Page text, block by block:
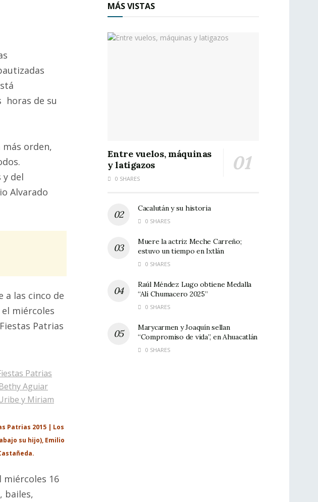
horas de su
más orden,
y del
Alvarado
a las cinco de
miércoles
Patrias
Patrias 2015 | Los
su hijo), Emilio
miércoles 16
bailes,
MÁS VISTAS
Entre vuelos, máquinas
y latigazos
0 SHARES
Cacalután y su historia
0 SHARES
Muere la actriz Meche Carreño;
estuvo un tiempo en Ixtlán
0 SHARES
Raúl Méndez Lugo obtiene Medalla
“Alí Chumacero 2025”
0 SHARES
Marycarmen y Joaquín sellan
“Compromiso de vida”, en Ahuacatlán
0 SHARES